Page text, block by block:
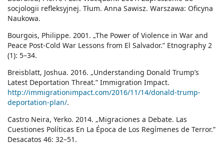
socjologii refleksyjnej. Tłum. Anna Sawisz. Warszawa: Oficyna
Naukowa.
Bourgois, Philippe. 2001. „The Power of Violence in War and
Peace Post-Cold War Lessons from El Salvador.” Etnography 2
(1): 5–34.
Breisblatt, Joshua. 2016. „Understanding Donald Trump’s
Latest Deportation Threat.” Immigration Impact.
http://immigrationimpact.com/2016/11/14/donald-trump-
deportation-plan/.
Castro Neira, Yerko. 2014. „Migraciones a Debate. Las
Cuestiones Políticas En La Época de Los Regímenes de Terror.”
Desacatos 46: 32–51.